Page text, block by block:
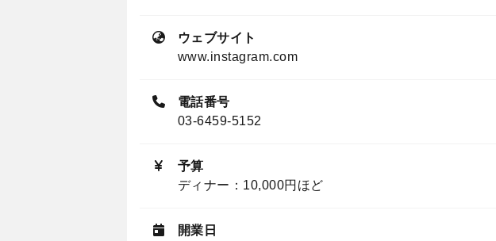
ウェブサイト
www.instagram.com
電話番号
03-6459-5152
予算
ディナー：10,000円ほど
開業日